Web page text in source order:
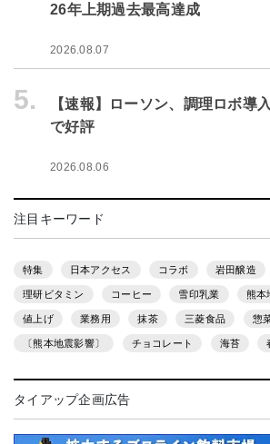
26年上期過去最高達成
2026.08.07
5.
【速報】ローソン、調理ロボ
で好評
2026.08.06
注目キーワード
特集 日本アクセス コラボ 岩田醸造
理研ビタミン コーヒー 雪印乳業 熊本
値上げ 業務用 抹茶 三菱食品 惣
〔熊本地震影響〕 チョコレート 海苔
タイアップ企画広告